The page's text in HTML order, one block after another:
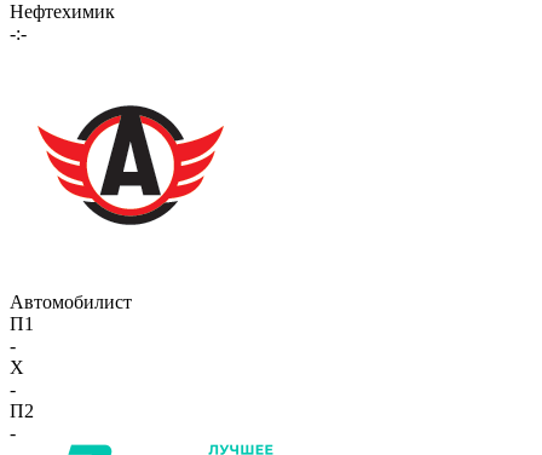
Нефтехимик
-:-
Автомобилист
П1
-
X
-
П2
-